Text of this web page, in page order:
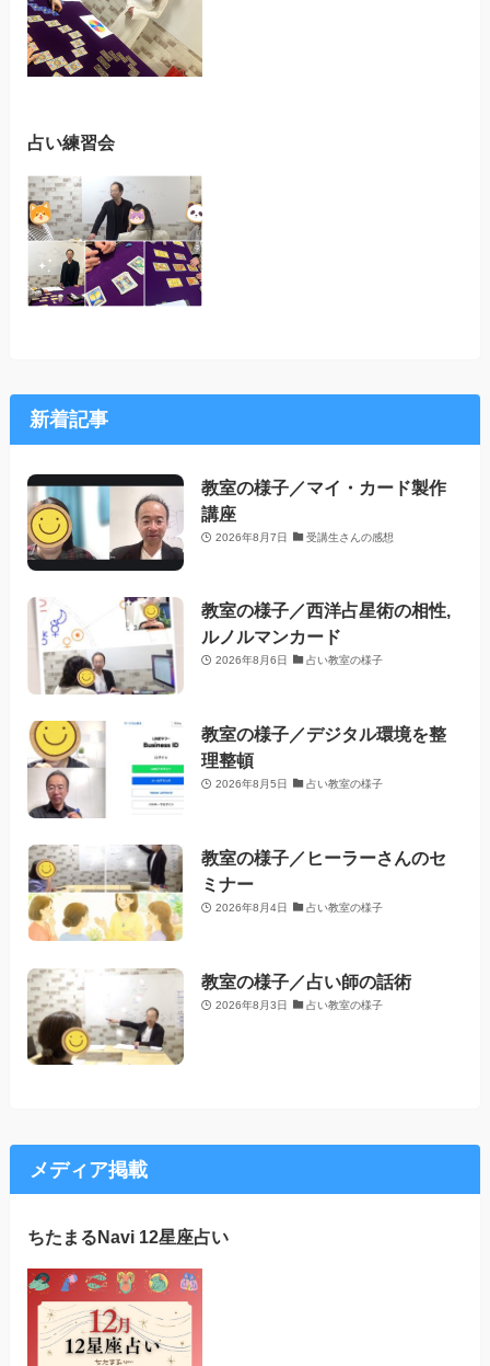
占い練習会
新着記事
教室の様子／マイ・カード製作
講座
2026年8月7日 受講生さんの感想
教室の様子／西洋占星術の相性,
ルノルマンカード
2026年8月6日 占い教室の様子
教室の様子／デジタル環境を整
理整頓
2026年8月5日 占い教室の様子
教室の様子／ヒーラーさんのセ
ミナー
2026年8月4日 占い教室の様子
教室の様子／占い師の話術
2026年8月3日 占い教室の様子
メディア掲載
ちたまるNavi 12星座占い